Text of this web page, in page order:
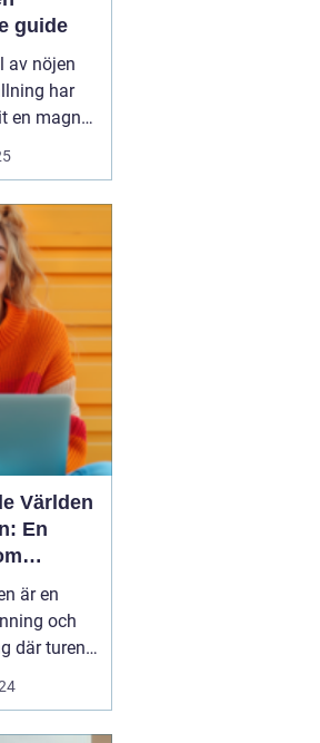
guide
av nöjen
har
en magnet
som söker
chans att
casinon
casi...
Världen
En
är en
och
där turen
spelar stor